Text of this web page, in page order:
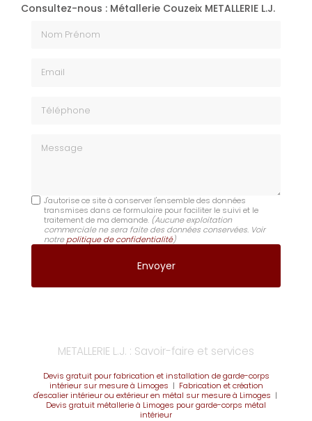
Consultez-nous : Métallerie Couzeix METALLERIE L.J.
J'autorise ce site à conserver l'ensemble des données
transmises dans ce formulaire pour faciliter le suivi et le
traitement de ma demande. (Aucune exploitation
commerciale ne sera faite des données conservées. Voir
notrepolitique de confidentialité)
METALLERIE L.J. : Savoir-faire et services
Devis gratuit pour fabrication et installation de garde-corps
intérieur sur mesure à Limoges | Fabrication et création
d'escalier intérieur ou extérieur en métal sur mesure à Limoges |
Devis gratuit métallerie à Limoges pour garde-corps métal
intérieur